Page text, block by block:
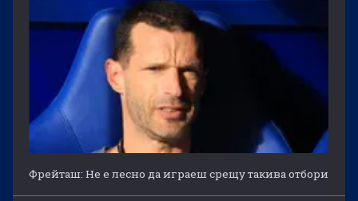
Фрейташ: Не е лесно да играеш срещу такива отбори